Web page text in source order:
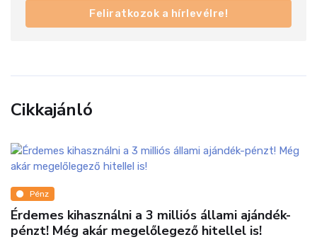
Feliratkozok a hírlevélre!
Cikkajánló
Pénz
Érdemes kihasználni a 3 milliós állami ajándék-
pénzt! Még akár megelőlegező hitellel is!